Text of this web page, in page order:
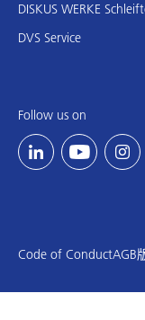
DISKUS WERKE
DVS Service
Follow us on
Code of ConductAGB